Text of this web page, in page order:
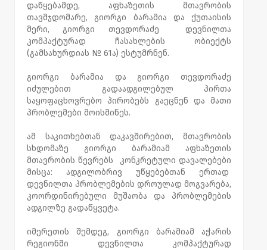
დაწყებამდე, აფხაზეთის მთავრობის
თავმჯდომარე, გიორგი ბარამია და ქუთაისის
მერი, გიორგი თევდორაძე დევნილთა
კომპაქტურად ჩასახლების ობიექტს
(გამსახურდიას № 61ა) ესტუმრნენ.
გიორგი ბარამია და გიორგი თევდორაძე
იძულებით გადაადგილებულ პირთა
საყოფაცხოვრებო პირობებს გაეცნენ და მათი
პრობლემები მოისმინეს.
ამ საკითხებთან დაკავშირებით, მთავრობის
სხდომაზე გიორგი ბარამიამ აფხაზეთის
მთავრობის წევრებს კონკრეტული დავალებები
მისცა: ადგილობრივ უწყებებთან ერთად
დევნილთა პრობლემების დროულად მოგვარება,
კოორდინირებული მუშაობა და პრობლემების
ადგილზე გადაწყვეტა.
იმერეთის შემდეგ, გიორგი ბარამიამ აჭარის
რეგიონში დევნილთა კომპაქტურად